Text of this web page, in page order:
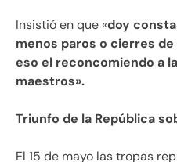
Insistió en que «doy
menos paros o cierres
eso el reconcomiendo a
maestros».
Triunfo de la República
El 15 de mayo las tropas